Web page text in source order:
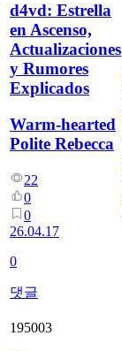
d4vd: Estrella
en Ascenso,
Actualizaciones
y Rumores
Explicados
Warm-hearted
Polite Rebecca
22
0
0
26.04.17
0
댓글
195003